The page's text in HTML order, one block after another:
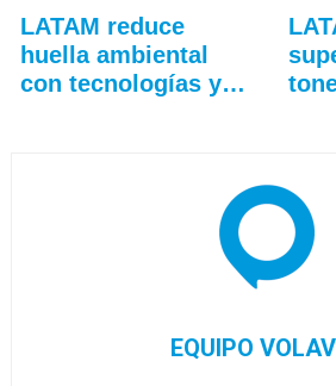
LATAM reduce
huella ambiental
con tecnologías y
EQUIPO